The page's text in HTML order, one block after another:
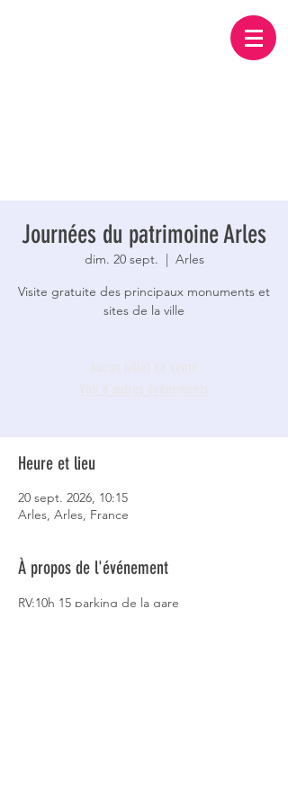
Journées du patrimoine Arles
dim. 20 sept.
  |
Arles
Visite gratuite des principaux monuments et
sites de la ville
Heure et lieu
20 sept. 2026, 10:15
Arles, Arles, France
À propos de l'événement
RV:10h 15 parking de la gare